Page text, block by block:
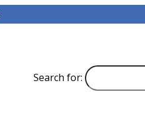
Search for: